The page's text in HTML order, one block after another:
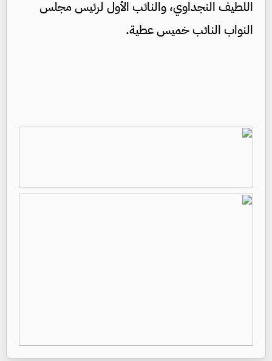
اللطيف النجداوي، والنائب الأول لرئيس مجلس
النواب النائب خميس عطية.